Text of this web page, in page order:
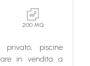
200 MQ
privato, piscine
in vendita a